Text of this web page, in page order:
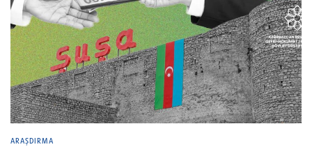
ARAŞDIRMA